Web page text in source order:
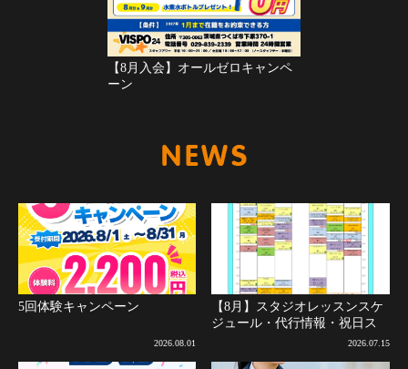
【8月入会】オールゼロキャンペ
ーン
5回体験キャンペーン
2026.08.01
【8月】スタジオレッスンスケ
ジュール・代行情報・祝日ス
ケジュールについて(8月2日更
2026.07.15